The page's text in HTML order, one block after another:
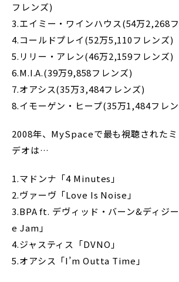
フレンズ)
3.エイミー・ワインハウス(54万2,268
4.コールドプレイ(52万5,110フレンズ)
5.リリー・アレン(46万2,159フレンズ)
6.M.I.A.(39万9,858フレンズ)
7.オアシス(35万3,484フレンズ)
8.イモーゲン・ヒープ(35万1,484フレ
2008年、MySpaceで最も視聴された
デオは…
1.マドンナ「4 Minutes」
2.ヴァーヴ「Love Is Noise」
3.BPA ft. デヴィッド・バーン&ディジ
e Jam」
4.ジャスティス「DVNO」
5.オアシス「I’m Outta Time」